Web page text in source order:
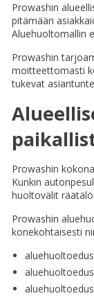
Prowashin
pitämään
Aluehuoltomallin
Prowashin
moitteettomasti
tukevat
Prowashin
Kunkin
huoltovälit
Prowashin
konekohtaisesti